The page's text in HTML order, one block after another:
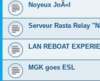
Noyeux JoÃ«l
Serveur Rasta Relay
LAN REBOAT
MGK goes ESL